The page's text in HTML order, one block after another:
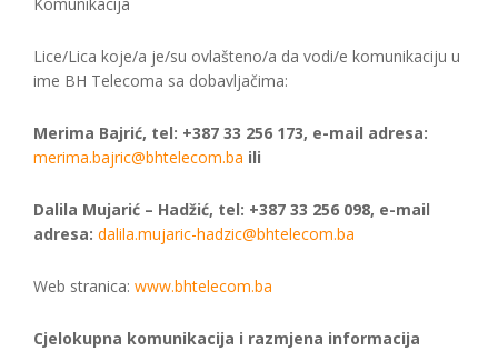
Lice/Lica koje/a je/su ovlašteno/a da vodi/e komunikaciju u
ime BH Telecoma sa dobavljačima:
Merima Bajrić, tel: +387 33 256 173, e-mail adresa:
merima.bajric@bhtelecom.ba ili
Dalila Mujarić – Hadžić, tel: +387 33 256 098, e-mail
adresa: dalila.mujaric-hadzic@bhtelecom.ba
Web stranica: www.bhtelecom.ba
Cjelokupna komunikacija i razmjena informacija